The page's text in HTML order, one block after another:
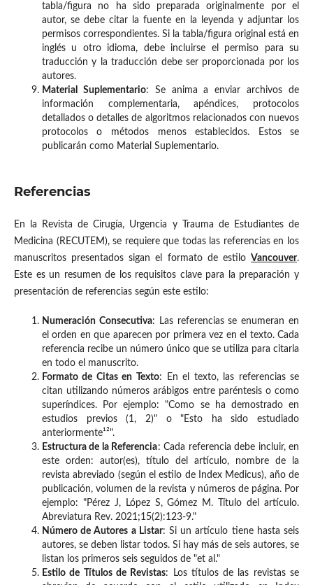
tabla/figura no ha sido preparada originalmente por el
autor, se debe citar la fuente en la leyenda y adjuntar los
permisos correspondientes. Si la tabla/figura original está en
inglés u otro idioma, debe incluirse el permiso para su
traducción y la traducción debe ser proporcionada por los
autores.
Material Suplementario: Se anima a enviar archivos de
información complementaria, apéndices, protocolos
detallados o detalles de algoritmos relacionados con nuevos
protocolos o métodos menos establecidos. Estos se
publicarán como Material Suplementario.
Referencias
En la Revista de Cirugía, Urgencia y Trauma de Estudiantes de
Medicina (RECUTEM), se requiere que todas las referencias en los
manuscritos presentados sigan el formato de estiloVancouver.
Este es un resumen de los requisitos clave para la preparación y
presentación de referencias según este estilo:
Numeración Consecutiva: Las referencias se enumeran en
el orden en que aparecen por primera vez en el texto. Cada
referencia recibe un número único que se utiliza para citarla
en todo el manuscrito.
Formato de Citas en Texto: En el texto, las referencias se
citan utilizando números arábigos entre paréntesis o como
superíndices. Por ejemplo: "Como se ha demostrado en
estudios previos (1, 2)" o "Esto ha sido estudiado
anteriormente¹²".
Estructura de la Referencia: Cada referencia debe incluir, en
este orden: autor(es), título del artículo, nombre de la
revista abreviado (según el estilo de Index Medicus), año de
publicación, volumen de la revista y números de página. Por
ejemplo: "Pérez J, López S, Gómez M. Título del artículo.
Abreviatura Rev. 2021;15(2):123-9."
Número de Autores a Listar: Si un artículo tiene hasta seis
autores, se deben listar todos. Si hay más de seis autores, se
listan los primeros seis seguidos de "et al."
Estilo de Títulos de Revistas: Los títulos de las revistas se